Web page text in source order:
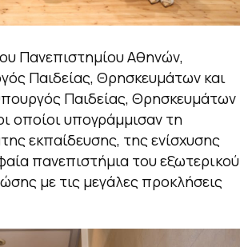
Πανεπιστημίου Αθηνών,
Παιδείας, Θρησκευμάτων και
Παιδείας, Θρησκευμάτων
οποίοι υπογράμμισαν τη
εκπαίδευσης, της ενίσχυσης
πανεπιστήμια του εξωτερικού
με τις μεγάλες προκλήσεις